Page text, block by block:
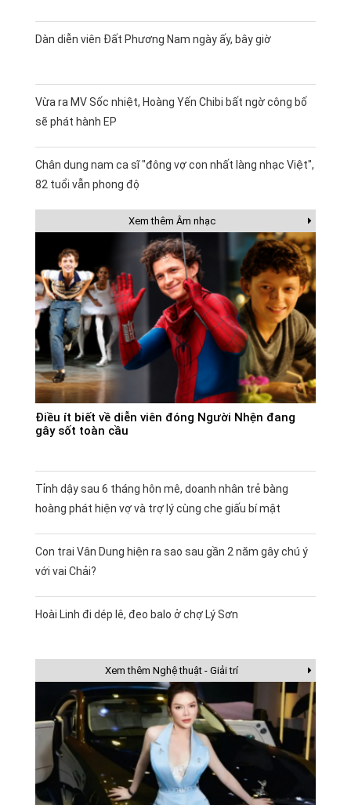
Dàn diễn viên Đất Phương Nam ngày ấy, bây giờ
Vừa ra MV Sốc nhiệt, Hoàng Yến Chibi bất ngờ công bố
sẽ phát hành EP
Chân dung nam ca sĩ "đông vợ con nhất làng nhạc Việt",
82 tuổi vẫn phong độ
Xem thêm Âm nhạc
Điều ít biết về diễn viên đóng Người Nhện đang
gây sốt toàn cầu
Tỉnh dậy sau 6 tháng hôn mê, doanh nhân trẻ bàng
hoàng phát hiện vợ và trợ lý cùng che giấu bí mật
Con trai Vân Dung hiện ra sao sau gần 2 năm gây chú ý
với vai Chải?
Hoài Linh đi dép lê, đeo balo ở chợ Lý Sơn
Xem thêm Nghệ thuật - Giải trí